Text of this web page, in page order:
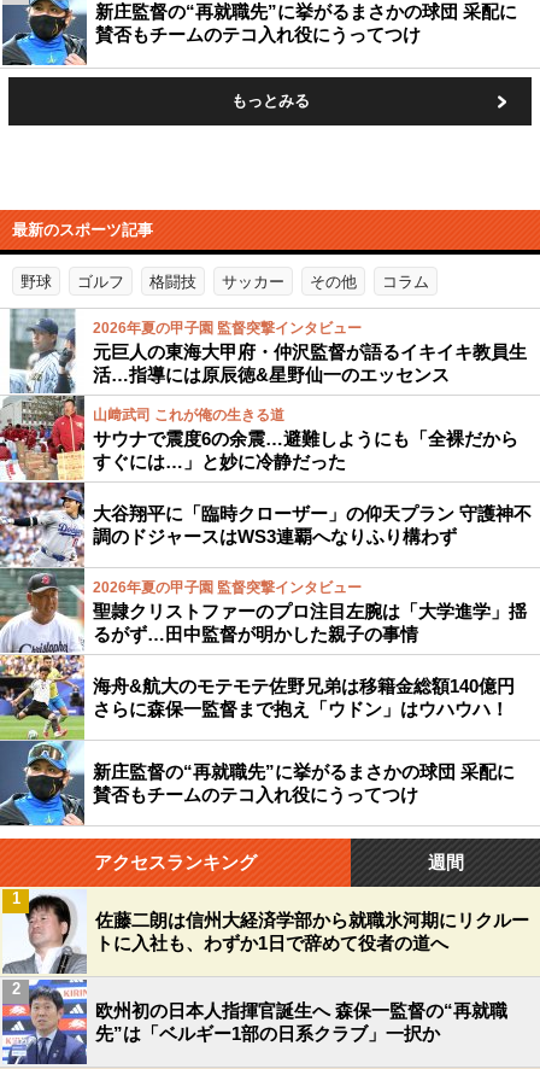
新庄監督の“再就職先”に挙がるまさかの球団 采配に
賛否もチームのテコ入れ役にうってつけ
もっとみる
最新のスポーツ記事
野球 ゴルフ 格闘技 サッカー その他 コラム
2026年夏の甲子園 監督突撃インタビュー
元巨人の東海大甲府・仲沢監督が語るイキイキ教員生
活…指導には原辰徳&星野仙一のエッセンス
山﨑武司 これが俺の生きる道
サウナで震度6の余震…避難しようにも「全裸だから
すぐには…」と妙に冷静だった
大谷翔平に「臨時クローザー」の仰天プラン 守護神不
調のドジャースはWS3連覇へなりふり構わず
2026年夏の甲子園 監督突撃インタビュー
聖隷クリストファーのプロ注目左腕は「大学進学」揺
るがず…田中監督が明かした親子の事情
海舟&航大のモテモテ佐野兄弟は移籍金総額140億円
さらに森保一監督まで抱え「ウドン」はウハウハ！
新庄監督の“再就職先”に挙がるまさかの球団 采配に
賛否もチームのテコ入れ役にうってつけ
アクセスランキング 週間
佐藤二朗は信州大経済学部から就職氷河期にリクルー
トに入社も、わずか1日で辞めて役者の道へ
1
欧州初の日本人指揮官誕生へ 森保一監督の“再就職
先”は「ベルギー1部の日系クラブ」一択か
2